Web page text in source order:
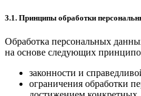
3.1. Принципы обработки
Обработка персональных
на основе следующих
законности и
ограничения обработки